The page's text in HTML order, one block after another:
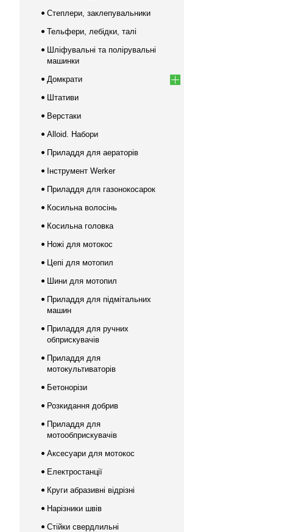
Степлери, заклепувальники
Тельфери, лебідки, талі
Шліфувальні та полірувальні
машинки
Домкрати
Штативи
Верстаки
Alloid. Набори
Приладдя для аераторів
Інструмент Werker
Приладдя для газонокосарок
Косильна волосінь
Косильна головка
Ножі для мотокос
Цепі для мотопил
Шини для мотопил
Приладдя для підмітальних
машин
Приладдя для ручних
обприскувачів
Приладдя для
мотокультиваторів
Бетонорізи
Розкидання добрив
Приладдя для
мотообприскувачів
Аксесуари для мотокос
Електростанції
Круги абразивні відрізні
Нарізники швів
Стійки свердлильні